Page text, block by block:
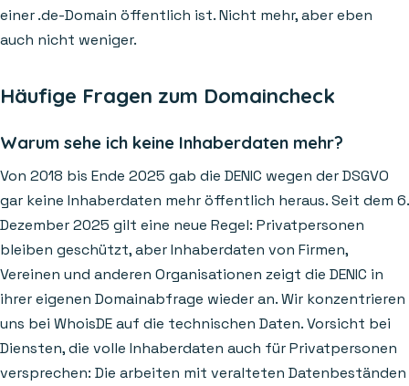
einer .de-Domain öffentlich ist. Nicht mehr, aber eben
auch nicht weniger.
Häufige Fragen zum Domaincheck
Warum sehe ich keine Inhaberdaten mehr?
Von 2018 bis Ende 2025 gab die DENIC wegen der DSGVO
gar keine Inhaberdaten mehr öffentlich heraus. Seit dem 6.
Dezember 2025 gilt eine neue Regel: Privatpersonen
bleiben geschützt, aber Inhaberdaten von Firmen,
Vereinen und anderen Organisationen zeigt die DENIC in
ihrer eigenen Domainabfrage wieder an. Wir konzentrieren
uns bei WhoisDE auf die technischen Daten. Vorsicht bei
Diensten, die volle Inhaberdaten auch für Privatpersonen
versprechen: Die arbeiten mit veralteten Datenbeständen